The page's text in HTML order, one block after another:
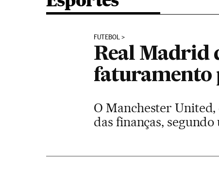
FUTEBOL
Real Madrid
faturamento
O Manchester United,
das finanças,